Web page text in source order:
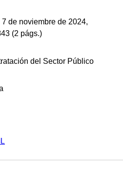
7 de noviembre de 2024,
(2 págs.)
del Sector Público